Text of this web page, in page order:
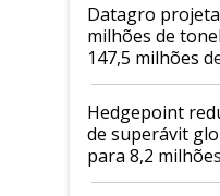
Datagro
milhões de
147,5 milhões
2026/27
Hedgepoint
de superávit
para 8,2